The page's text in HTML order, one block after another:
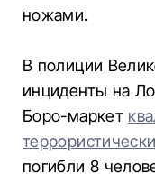
ножами.
В полиции
инциденты на
Боро-маркет
погибли 8